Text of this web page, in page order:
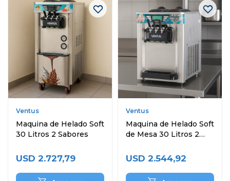
Ventus
Maquina de Helado Soft
30 Litros 2 Sabores
USD 2.727,79
Ventus
Maquina de Helado Soft
de Mesa 30 Litros 2
USD 2.544,92